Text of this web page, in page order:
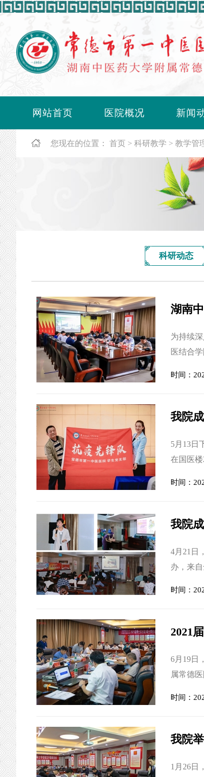
网站首页 医院概况 新闻
您现在的位置： 首页 科研教学 教学管
科研动态
湖南
为持续
医结合
维劼赴
勇出席
访表示热
时间：
我院
5月13日
在国医
学生党
加会议
实习生
时间：
我院
4月21日
办，来
处处长
一中医
程思政
时间：
2021
6月19日
属常德
辩会邀
喻嵘、
本次答
时间：
我院
1月26日